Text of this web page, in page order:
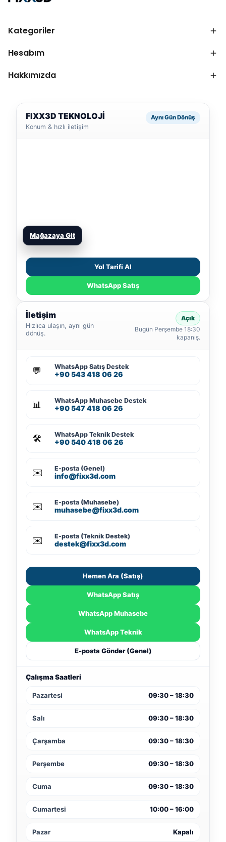
Kategoriler
Hesabım
Hakkımızda
FIXX3D TEKNOLOJİ
Konum & hızlı iletişim
Aynı Gün Dönüş
Mağazaya Git
Yol Tarifi Al
WhatsApp Satış
İletişim
Hızlıca ulaşın, aynı gün
dönüş.
Açık
Bugün Perşembe 18:30
kapanış.
💬 WhatsApp Satış Destek
+90 543 418 06 26
📊 WhatsApp Muhasebe Destek
+90 547 418 06 26
🛠️ WhatsApp Teknik Destek
+90 540 418 06 26
✉️ E-posta (Genel)
info@fixx3d.com
✉️ E-posta (Muhasebe)
muhasebe@fixx3d.com
✉️ E-posta (Teknik Destek)
destek@fixx3d.com
Hemen Ara (Satış)
WhatsApp Satış
WhatsApp Muhasebe
WhatsApp Teknik
E-posta Gönder (Genel)
Çalışma Saatleri
Pazartesi 09:30 – 18:30
Salı 09:30 – 18:30
Çarşamba 09:30 – 18:30
Perşembe 09:30 – 18:30
Cuma 09:30 – 18:30
Cumartesi 10:00 – 16:00
Pazar Kapalı